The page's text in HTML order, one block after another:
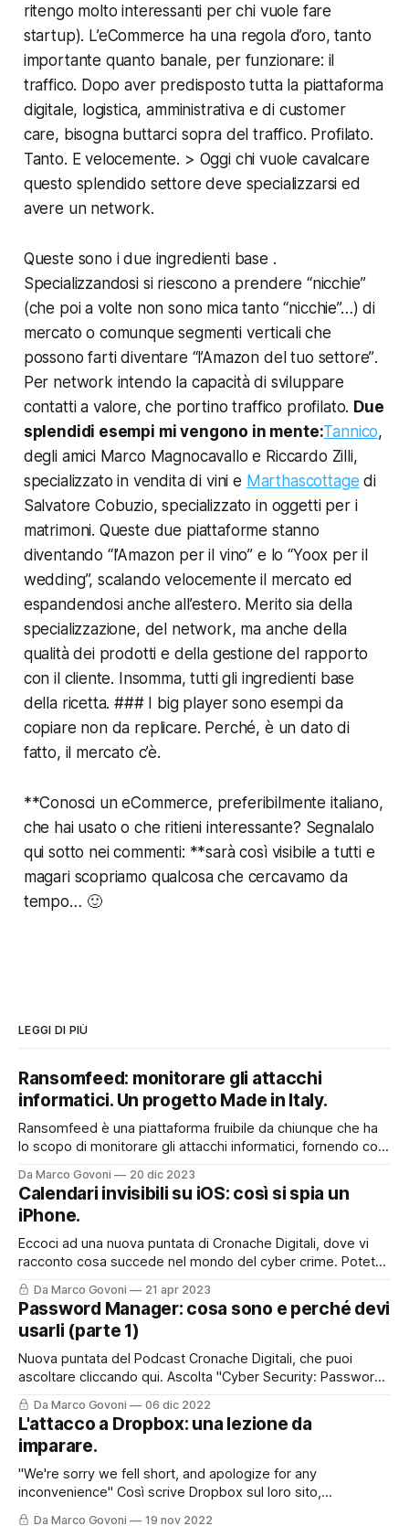
ritengo molto interessanti per chi vuole fare
startup). L’eCommerce ha una regola d’oro, tanto
importante quanto banale, per funzionare: il
traffico. Dopo aver predisposto tutta la piattaforma
digitale, logistica, amministrativa e di customer
care, bisogna buttarci sopra del traffico. Profilato.
Tanto. E velocemente. > Oggi chi vuole cavalcare
questo splendido settore deve specializzarsi ed
avere un network.
Queste sono i due ingredienti base .
Specializzandosi si riescono a prendere “nicchie”
(che poi a volte non sono mica tanto “nicchie”…) di
mercato o comunquesegmenti verticali che
possono farti diventare “l’Amazon del tuo settore”.
Per network intendo la capacità di sviluppare
contatti a valore, che portino traffico profilato. Due
splendidi esempi mi vengono in mente:Tannico,
degli amici Marco Magnocavallo e Riccardo Zilli,
specializzato in vendita di vini e Marthascottage di
Salvatore Cobuzio, specializzato in oggetti per i
matrimoni. Queste due piattaforme stanno
diventando “l’Amazon per il vino” e lo “Yoox per il
wedding”, scalando velocemente il mercato ed
espandendosi anche all’estero. Merito sia della
specializzazione, del network, ma anche della
qualità dei prodotti e della gestione del rapporto
con il cliente. Insomma, tutti gli ingredienti base
della ricetta. ### I big player sono esempi da
copiare non da replicare. Perché, è un dato di
fatto, il mercato c’è.
**Conosci un eCommerce, preferibilmente italiano,
che hai usato o che ritieni interessante? Segnalalo
qui sotto nei commenti: **sarà così visibile a tutti e
magari scopriamo qualcosa che cercavamo da
tempo… 🙂
LEGGI DI PIÙ
Ransomfeed: monitorare gli attacchi
informatici. Un progetto Made in Italy.
Ransomfeed è una piattaforma fruibile da chiunque che ha
lo scopo di monitorare gli attacchi informatici, fornendo così
security, ma non solo. E' anche uno strumento divulgativo
che permette a tutti quanti di poter accedere ad
informazioni che spesso
Da Marco Govoni 20 dic 2023
Calendari invisibili su iOS: così si spia un
iPhone.
Eccoci ad una nuova puntata di Cronache Digitali, dove vi
racconto cosa succede nel mondo del cyber crime. Potete
asoltare la puntata sul mio Podcast, cliccando qui o nel box
sottostante, oppure, continuare a leggere per trovare tutti i
riferimenti ed i link presenti nella storia del podcast di oggi.
Da Marco Govoni 21 apr 2023
Password Manager: cosa sono e perché devi
usarli (parte 1)
Nuova puntata del Podcast Cronache Digitali, che puoi
ascoltare cliccando qui. Ascolta "Cyber Security: Password
Manager. Cosa sono e perché devi usarli." su Spreaker.
Oggi vi lascio anche il contributo con questo post perché
l'argomento è molto interessante e certamente andrà
Da Marco Govoni 06 dic 2022
L'attacco a Dropbox: una lezione da
imparare.
"We're sorry we fell short, and apologize for any
inconvenience" Così scrive Dropbox sul loro sito,
raccontando come sia stato possibile - e come sia stato
Da Marco Govoni 19 nov 2022